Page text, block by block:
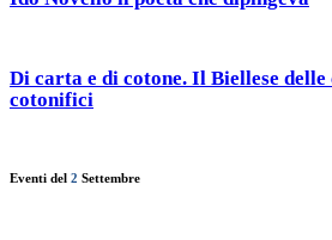
Di carta e di cotone. Il Biellese
cotonifici
Eventi del 2 Settembre